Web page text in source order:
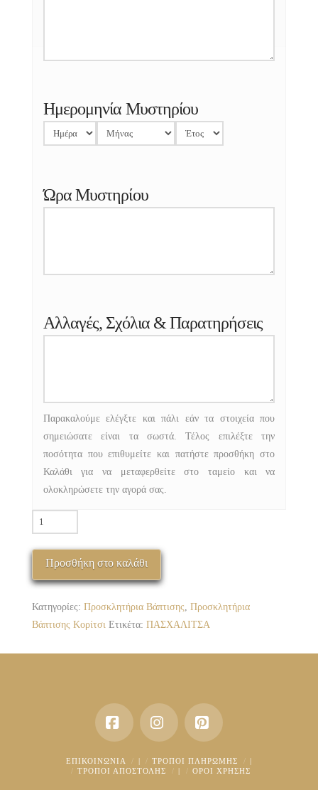
Ημερομηνία Μυστηρίου
Ώρα Μυστηρίου
Αλλαγές, Σχόλια & Παρατηρήσεις
Παρακαλούμε ελέγξτε και πάλι εάν τα στοιχεία που
σημειώσατε είναι τα σωστά. Τέλος επιλέξτε την
ποσότητα που επιθυμείτε και πατήστε προσθήκη στο
Καλάθι για να μεταφερθείτε στο ταμείο και να
ολοκληρώσετε την αγορά σας.
ΠΒΚ-1048-
05
ΠΑΣΧΑΛΙΤΣΑ
ποσότητα
Προσθήκη στο καλάθι
Κατηγορίες: Προσκλητήρια Βάπτισης, Προσκλητήρια
Βάπτισης Κορίτσι Ετικέτα: ΠΑΣΧΑΛΙΤΣΑ
FacebookInstagramPinterest
ΕΠΙΚΟΙΝΩΝΊΑ | ΤΡΌΠΟΙ ΠΛΗΡΩΜΉΣ
|
ΤΡΌΠΟΙ ΑΠΟΣΤΟΛΉΣ
| ΟΡΟΙ ΧΡΗΣΗΣ